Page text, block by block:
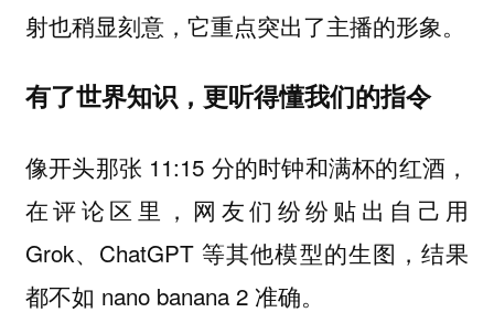
射也稍显刻意，它重点突出了主播的形象。
有了世界知识，更听得懂我们的指令
像开头那张 11:15 分的时钟和满杯的红酒，
在评论区里，网友们纷纷贴出自己用
Grok、ChatGPT 等其他模型的生图，结果
都不如 nano banana 2 准确。